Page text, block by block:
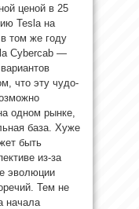
ценой в 25
Tesla на
том же году
Cybercab —
что эту чудо-
одном рынке,
база. Хуже
быть
из-за
эволюции
Тем не
начала